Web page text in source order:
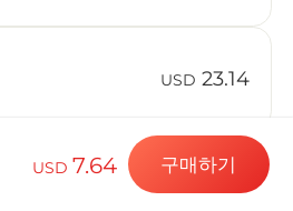
치하
요금
USD 23.14
33.86
USD7.64 구매하기